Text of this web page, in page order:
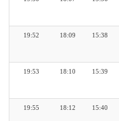
15:38
18:09
19:52
15:39
18:10
19:53
15:40
18:12
19:55